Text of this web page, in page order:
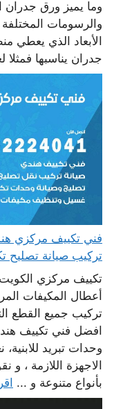
وما يميز ورق جدران
والرسومات المختلفة
الأبعاد الذي يعطي
جدران يناسبها
تركيب صيانة تصليح
تكييف مركزي
أعطال المكيفات
تركيب جميع القطع
افضل فني تكييف
وحدات تبريد
الاجهزة اللازمة ،
بأنواع متنوعة و ...